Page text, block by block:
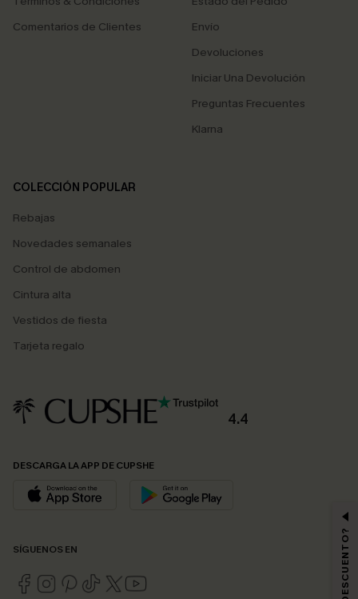
Comentarios de Clientes
Envío
Devoluciones
Iniciar Una Devolución
Preguntas Frecuentes
Klarna
COLECCIÓN POPULAR
Rebajas
Novedades semanales
Control de abdomen
Cintura alta
Vestidos de fiesta
Tarjeta regalo
4.4
DESCARGA LA APP DE CUPSHE
SÍGUENOS EN